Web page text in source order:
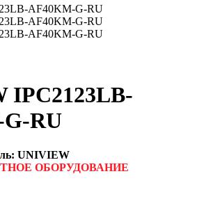
IPC2123LB-
RU
UNIVIEW
ОБОРУДОВАНИЕ